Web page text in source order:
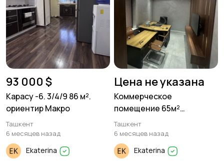
93 000 $
Карасу -6. 3/4/9 86 м².
ориентир Макро
Ташкент
6 месяцев назад
Ekaterina
Цена не указана
Коммерческое
помещение 65м²
Опиентир Ц-1
Ташкент
6 месяцев назад
Ekaterina